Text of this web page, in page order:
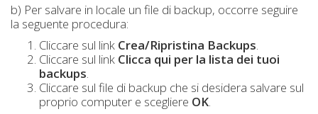
b) Per salvare in locale un file di backup, occorre seguire
la seguente procedura:
Cliccare sul link Crea/Ripristina Backups.
Cliccare sul link Clicca qui per la lista dei tuoi
backups.
Cliccare sul file di backup che si desidera salvare sul
proprio computer e scegliere OK.